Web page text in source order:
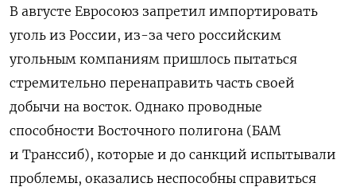
В августе Евросоюз запретил импортировать
уголь из России, из-за чего российским
угольным компаниям пришлось пытаться
стремительно перенаправить часть своей
добычи на восток. Однако проводные
способности Восточного полигона (БАМ
и Транссиб), которые и до санкций испытывали
проблемы, оказались неспособны справиться